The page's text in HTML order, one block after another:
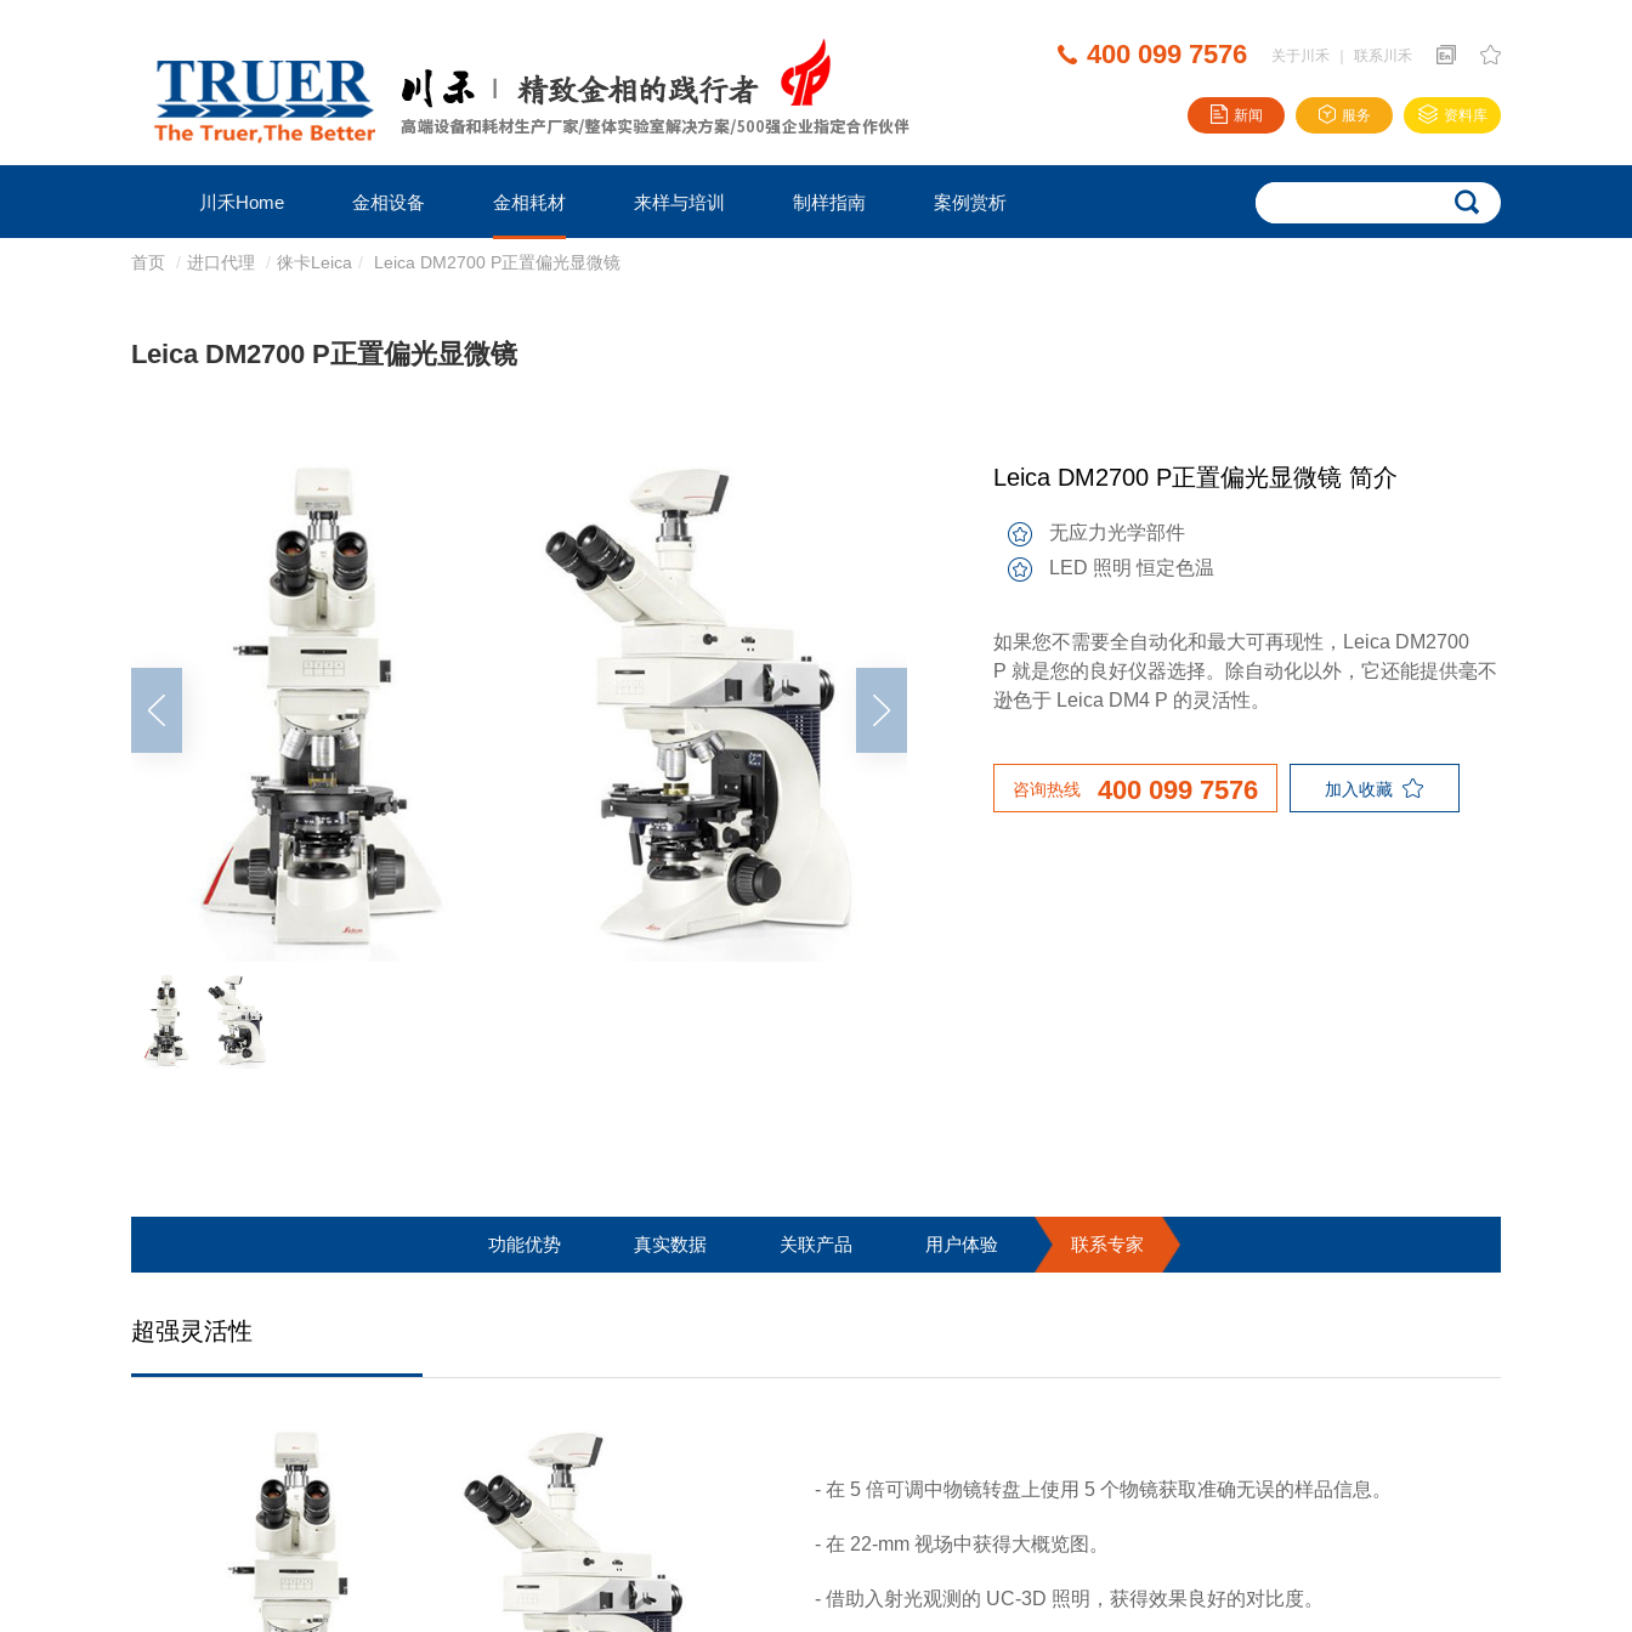
400 099 7576 关于川禾 ｜ 联系川禾
新闻 服务 资料库
川禾Home 金相设备 金相耗材 来样与培训 制样指南 案例赏析
首页 / 进口代理 / 徕卡Leica / Leica DM2700 P正置偏光显微镜
Leica DM2700 P正置偏光显微镜
Leica DM2700 P正置偏光显微镜 简介
无应力光学部件
LED 照明 恒定色温
如果您不需要全自动化和最大可再现性，Leica DM2700
P 就是您的良好仪器选择。除自动化以外，它还能提供毫不
逊色于 Leica DM4 P 的灵活性。
咨询热线 400 099 7576 加入收藏
功能优势 真实数据 关联产品 用户体验 联系专家
超强灵活性
- 在 5 倍可调中物镜转盘上使用 5 个物镜获取准确无误的样品信息。
- 在 22-mm 视场中获得大概览图。
- 借助入射光观测的 UC-3D 照明，获得效果良好的对比度。